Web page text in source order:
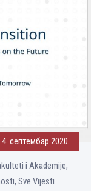
4. септембар 2020.
i Akademije,
Sve Vijesti